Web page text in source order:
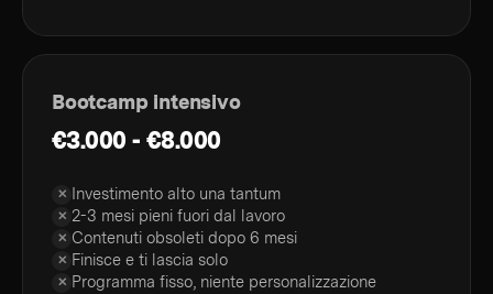
Bootcamp intensivo
€3.000 - €8.000
✕ Investimento alto una tantum
✕ 2-3 mesi pieni fuori dal lavoro
✕ Contenuti obsoleti dopo 6 mesi
✕ Finisce e ti lascia solo
✕ Programma fisso, niente personalizzazione